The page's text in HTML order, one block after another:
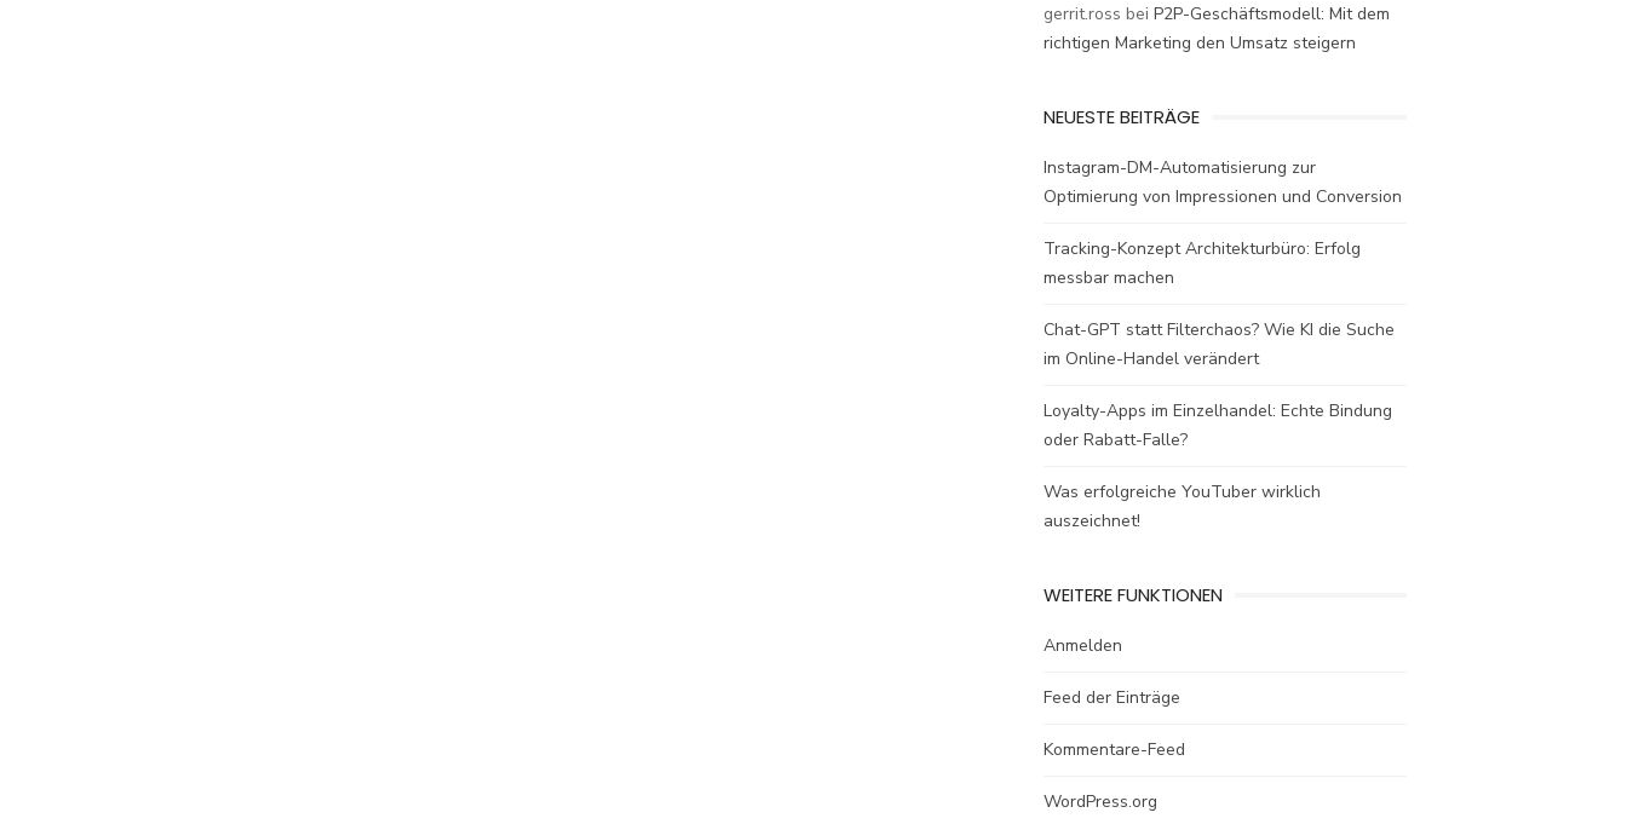
gerrit.ross bei P2P-Geschäftsmodell: Mit dem
richtigen Marketing den Umsatz steigern
NEUESTE BEITRÄGE
Instagram-DM-Automatisierung zur
Optimierung von Impressionen und Conversion
Tracking-Konzept Architekturbüro: Erfolg
messbar machen
Chat-GPT statt Filterchaos? Wie KI die Suche
im Online-Handel verändert
Loyalty-Apps im Einzelhandel: Echte Bindung
oder Rabatt-Falle?
Was erfolgreiche YouTuber wirklich
auszeichnet!
WEITERE FUNKTIONEN
Anmelden
Feed der Einträge
Kommentare-Feed
WordPress.org